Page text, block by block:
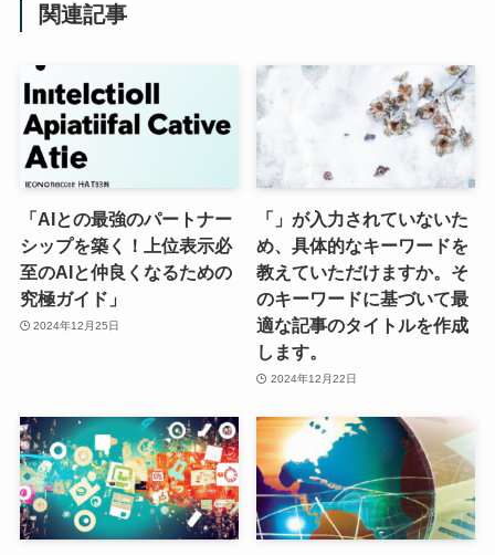
関連記事
「AIとの最強のパートナー
シップを築く！上位表示必
至のAIと仲良くなるための
究極ガイド」
2024年12月25日
「」が入力されていないた
め、具体的なキーワードを
教えていただけますか。そ
のキーワードに基づいて最
適な記事のタイトルを作成
します。
2024年12月22日